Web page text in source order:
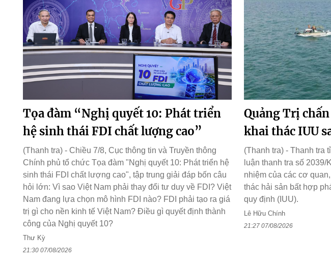
Tọa đàm “Nghị quyết 10: Phát triển
hệ sinh thái FDI chất lượng cao”
(Thanh tra) - Chiều 7/8, Cục thông tin và Truyền thông
Chính phủ tổ chức Tọa đàm "Nghị quyết 10: Phát triển hệ
sinh thái FDI chất lượng cao", tập trung giải đáp bốn câu
hỏi lớn: Vì sao Việt Nam phải thay đổi tư duy về FDI? Việt
Nam đang lựa chọn mô hình FDI nào? FDI phải tạo ra giá
trị gì cho nền kinh tế Việt Nam? Điều gì quyết định thành
công của Nghị quyết 10?
Thư Kỳ
21:30 07/08/2026
Quảng Trị
khai thác IUU
(Thanh tra) - Thanh tra
luận thanh tra số 2039/
nhiệm của các cơ
thác hải sản bất hợp
quy định (IUU).
Lê Hữu Chính
21:27 07/08/2026